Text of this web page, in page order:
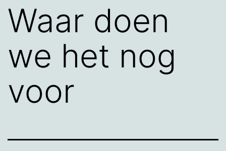
Waar doen
we het nog
voor